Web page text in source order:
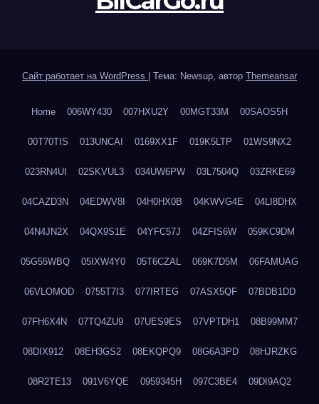
Сайт работает на WordPress Тема: Newsup, автор Themeansar
Home 006WY430 007HXU2Y 00MGT33M 00SAOS5H
00T70TIS 013UNCAI 0169XX1F 019K5LTP 01WS9NX2
023RN4UI 02SKVUL3 034UW6PW 03L7504Q 03ZRKE69
04CAZD3N 04EDWV8I 04H0HX0B 04KWVG4E 04LI8DHX
04N4JN2X 04QX9S1E 04YFC57J 04ZFIS6W 059KC9DM
05G55WBQ 05IXW4Y0 05T6CZAL 069K7D5M 06FAMUAG
06VLOMOD 0755T7I3 077IRTEG 07ASX5QF 07BDB1DD
07FH6X4N 07TQ4ZU9 07UES9ES 07VPTDH1 08B99MM7
08DIX912 08EH3GS2 08EKQPQ9 08G6A3PD 08HJRZKG
08R2TE13 091V6YQE 0959345H 097C3BE4 09DI9AQ2